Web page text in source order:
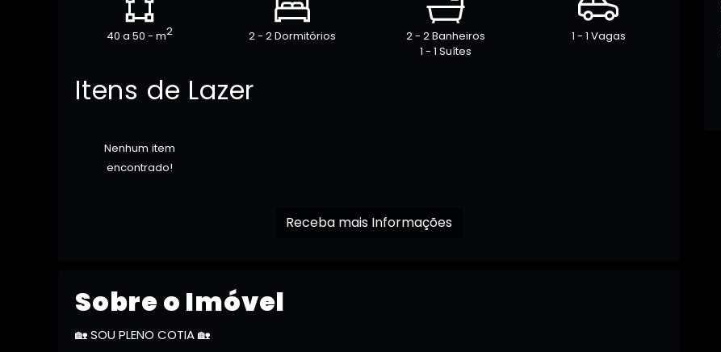
40 a 50 - m2 2 - 2 Dormitórios
2 - 2 Banheiros
1 - 1 Suítes
1 - 1 Vagas
Itens de Lazer
Nenhum item
encontrado!
Receba mais Informações
Sobre o Imóvel
🏡 SOU PLENO COTIA 🏡